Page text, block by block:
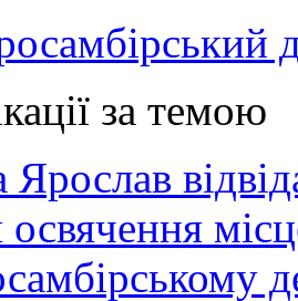
за темою
освячення